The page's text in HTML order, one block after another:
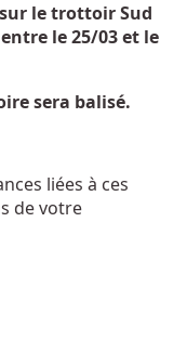
le trottoir Sud
le 25/03 et le
sera balisé.
liées à ces
de votre